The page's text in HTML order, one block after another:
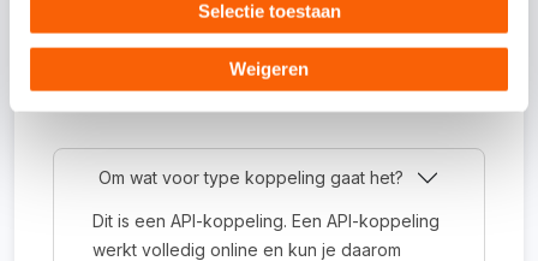
Selectie toestaan
Weigeren
Veelgestelde vragen
Om wat voor type koppeling gaat het?
Dit is een API-koppeling. Een API-koppeling
werkt volledig online en kun je daarom